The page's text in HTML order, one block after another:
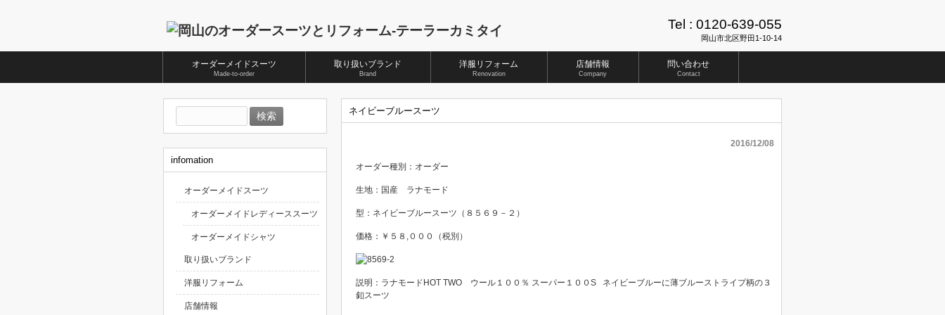
Tel : 0120-639-055
岡山市北区野田1-10-14
オーダーメイドスーツ
Made-to-order
取り扱いブランド
Brand
洋服リフォーム
Renovation
店舗情報
Company
問い合わせ
Contact
ネイビーブルースーツ
2016/12/08
オーダー種別：オーダー
生地：国産 ラナモード
型：ネイビーブルースーツ（８５６９－２）
価格：￥５８,０００（税別）
説明：ラナモードHOT TWO ウール１００％ スーパー１００S ネイビーブルーに薄ブルーストライプ柄の３
釦スーツ
索:
infomation
オーダーメイドスーツ
オーダーメイドレディーススーツ
オーダーメイドシャツ
取り扱いブランド
洋服リフォーム
店舗情報